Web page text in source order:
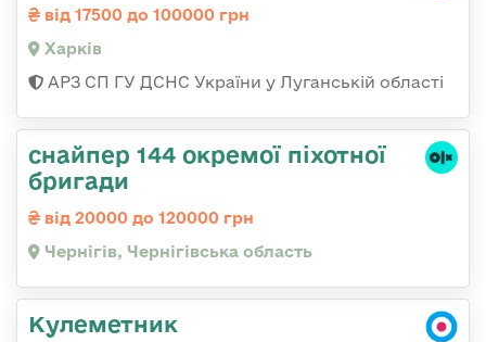
від 17500 до 100000 грн
Харків
АРЗ СП ГУ ДСНС України у Луганській області
снайпер 144 окремої піхотної
бригади
від 20000 до 120000 грн
Чернігів, Чернігівська область
Кулеметник